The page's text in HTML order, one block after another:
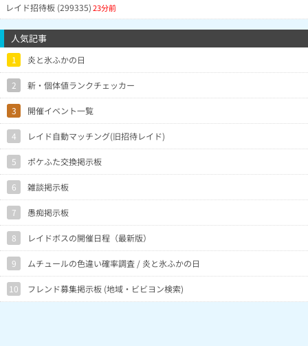
レイド招待板 (299335)23分前
人気記事
1 炎と氷ふかの日
2 新・個体値ランクチェッカー
3 開催イベント一覧
4 レイド自動マッチング(旧招待レイド)
5 ポケふた交換掲示板
6 雑談掲示板
7 愚痴掲示板
8 レイドボスの開催日程（最新版）
9 ムチュールの色違い確率調査 / 炎と氷ふかの日
10 フレンド募集掲示板 (地域・ビビヨン検索)